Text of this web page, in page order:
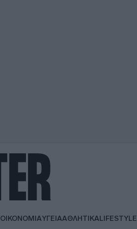
ΟΙΚΟΝΟΜΙΑΥΓΕΙΑΑΘΛΗΤΙΚΑLIFESTYLE